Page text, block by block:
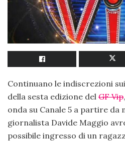
Continuano le indiscrezioni
della sesta edizione del GF Vip
onda su Canale 5 a partire
giornalista Davide Maggio
possibile ingresso di un